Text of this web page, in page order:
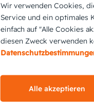
Wir verwenden Cookies,
Service und ein optimales
einfach auf "Alle Cookies
diesen Zweck verwenden
Alle akzeptieren